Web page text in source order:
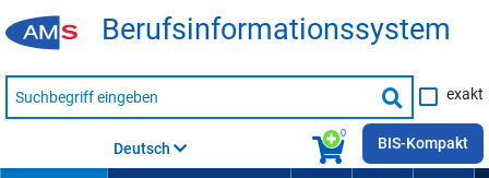
Be­rufs­in­for­ma­ti­ons­sys­tem
Suche
nach
Suche
starten
exakt
0
Deutsch BIS-Kompakt